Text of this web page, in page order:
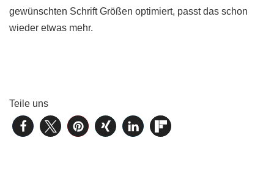
gewünschten Schrift Größen optimiert, passt das schon
wieder etwas mehr.
Teile uns